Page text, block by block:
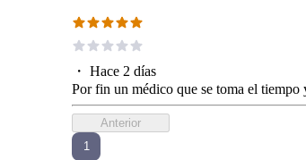
・ Hace 2 días
Por fin un médico que se toma el tiempo
Anterior
1